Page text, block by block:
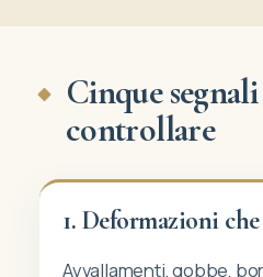
Cinque
controllare
1. Deformazioni
Avvallamenti, gobbe,